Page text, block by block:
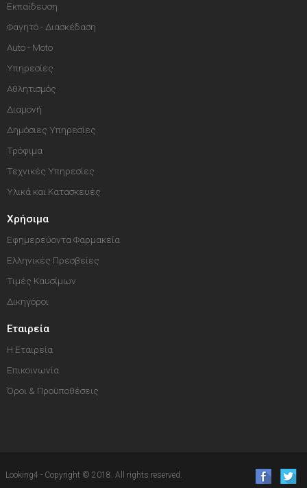
Εκπαίδευση
Φαγητό - Διασκέδαση
Auto - Moto
Υπηρεσίες
Αθλητισμός
Διαμονή
Δημόσιες Υπηρεσίες
Τρόφιμα
Τεχνικές Υπηρεσίες
Υλικά και Κατασκευές
Χρήσιμα
Εφημερεύοντα Φαρμακεία
Ελληνικές Πρεσβείες
Τιμές Καυσίμων
Δικηγόροι
Εταιρεία
Η Εταιρεία
Επικοινωνία
Όροι & Προϋποθέσεις
Looking4 - Copyright © 2018. All rights reserved.